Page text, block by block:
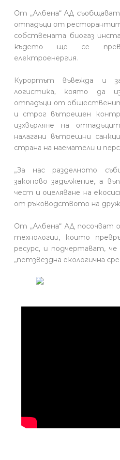
От „Албена“ АД
отпадъци от
собствената биогаз
където ще се
електроенергия.
Курортът въвежда и
логистика, която да
отпадъци от
и строг вътрешен
изхвърляне на
налагани вътрешни
страна на наематели и
„За нас разделното
законово задължение, а
чест и оцеляване на
от ръководството на
От „Албена“ АД посочват
технологии, които
ресурс, и подчертават,
„петзвездна екологична